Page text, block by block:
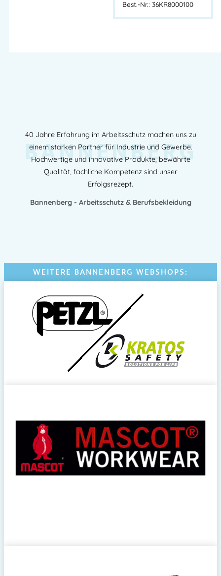
Best.-Nr.: 36KR8000100
40 Jahre Erfahrung im Arbeitsschutz machen uns zu
einem starken Partner für Industrie und Gewerbe.
Hochwertige und innovative Produkte, bewährte
Qualität, fachliche Kompetenz sind unser
Erfolgsrezept.
Bannenberg - Arbeitsschutz & Berufsbekleidung
BANNENBERG
WEITERE BANNENBERG WEBSHOPS: